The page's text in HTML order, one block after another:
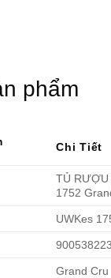
phẩm
Chi Tiết
TỦ RƯỢU
1752
UWKes
Grand Cru